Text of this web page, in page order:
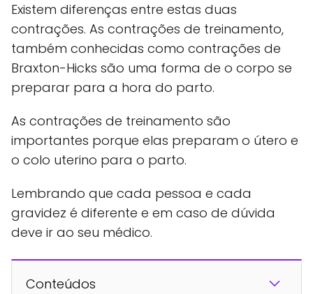
Existem diferenças entre estas duas
contrações. As contrações de treinamento,
também conhecidas como contrações de
Braxton-Hicks são uma forma de o corpo se
preparar para a hora do parto.
As contrações de treinamento são
importantes porque elas preparam o útero e
o colo uterino para o parto.
Lembrando que cada pessoa e cada
gravidez é diferente e em caso de dúvida
deve ir ao seu médico.
Conteúdos